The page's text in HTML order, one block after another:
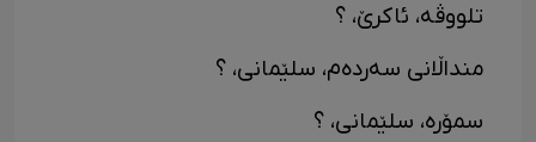
تلووڤە، ئاکرێ، ؟
منداڵانی سەردەم، سلێمانی، ؟
سمۆرە، سلێمانی، ؟